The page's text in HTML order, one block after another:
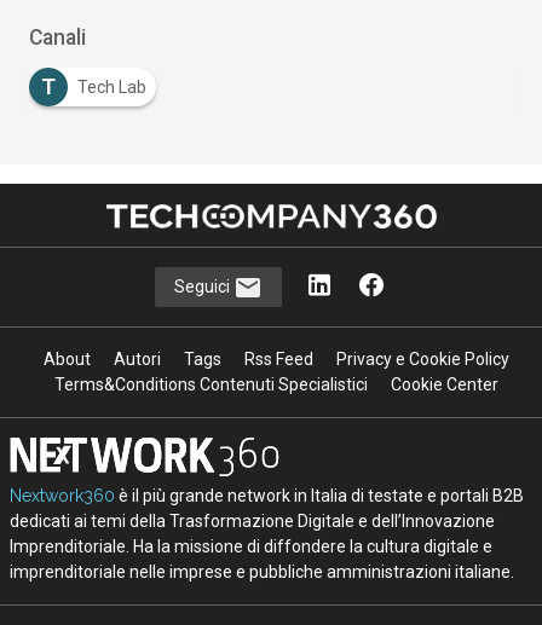
Canali
T Tech Lab
Seguici
About Autori Tags Rss Feed
Privacy e Cookie Policy
Terms&Conditions Contenuti Specialistici
Cookie Center
Nextwork360 è il più grande network in Italia di testate e portali B2B
dedicati ai temi della Trasformazione Digitale e dell’Innovazione
Imprenditoriale. Ha la missione di diffondere la cultura digitale e
imprenditoriale nelle imprese e pubbliche amministrazioni italiane.